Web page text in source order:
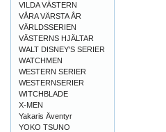
VILDA VÄSTERN
VÅRA VÄRSTA ÅR
VÄRLDSSERIEN
VÄSTERNS HJÄLTAR
WALT DISNEY'S SERIER
WATCHMEN
WESTERN SERIER
WESTERNSERIER
WITCHBLADE
X-MEN
Yakaris Äventyr
YOKO TSUNO